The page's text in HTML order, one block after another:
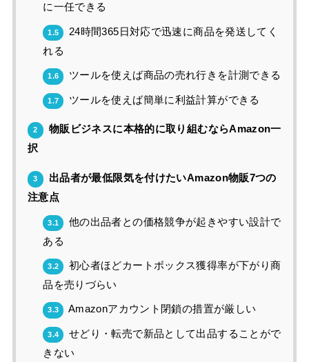
に一任できる
1.5
24時間365日対応で迅速に商品を発送してく
れる
1.6 ツールを使えば商品の売れ行きを計測できる
1.7 ツールを使えば簡単に利益計算ができる
2
物販ビジネスに本格的に取り組むならAmazon一
択
3
出品者が最低限気を付けたいAmazon物販7つの
注意点
3.1
他の出品者との価格競争が起きやすい設計で
ある
3.2
初心者ほどカートボックス獲得率が下がり商
品を売りづらい
3.3 Amazonアカウント閉鎖の措置が厳しい
3.4
せどり・転売で新品として出品することがで
きない